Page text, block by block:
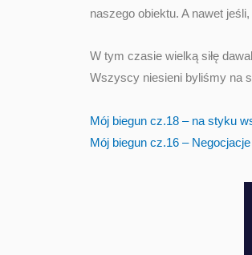
naszego obiektu. A nawet
W tym czasie wielką siłę
Wszyscy niesieni byliśmy na
Mój biegun cz.18 – na styku
Mój biegun cz.16 –